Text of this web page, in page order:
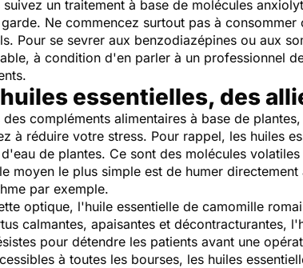
suivez un traitement à base de molécules
Ne commencez surtout pas à
Pour se sevrer aux benzodiazépines ou aux
à condition d'en parler à un professionnel
essentielles, des
des compléments alimentaires à base de
à réduire votre stress. Pour rappel, les huiles
de plantes. Ce sont des molécules
moyen le plus simple est de humer
par exemple.
optique, l'huile essentielle de camomille
calmantes, apaisantes et décontracturantes,
pour détendre les patients avant une
à toutes les bourses, les huiles